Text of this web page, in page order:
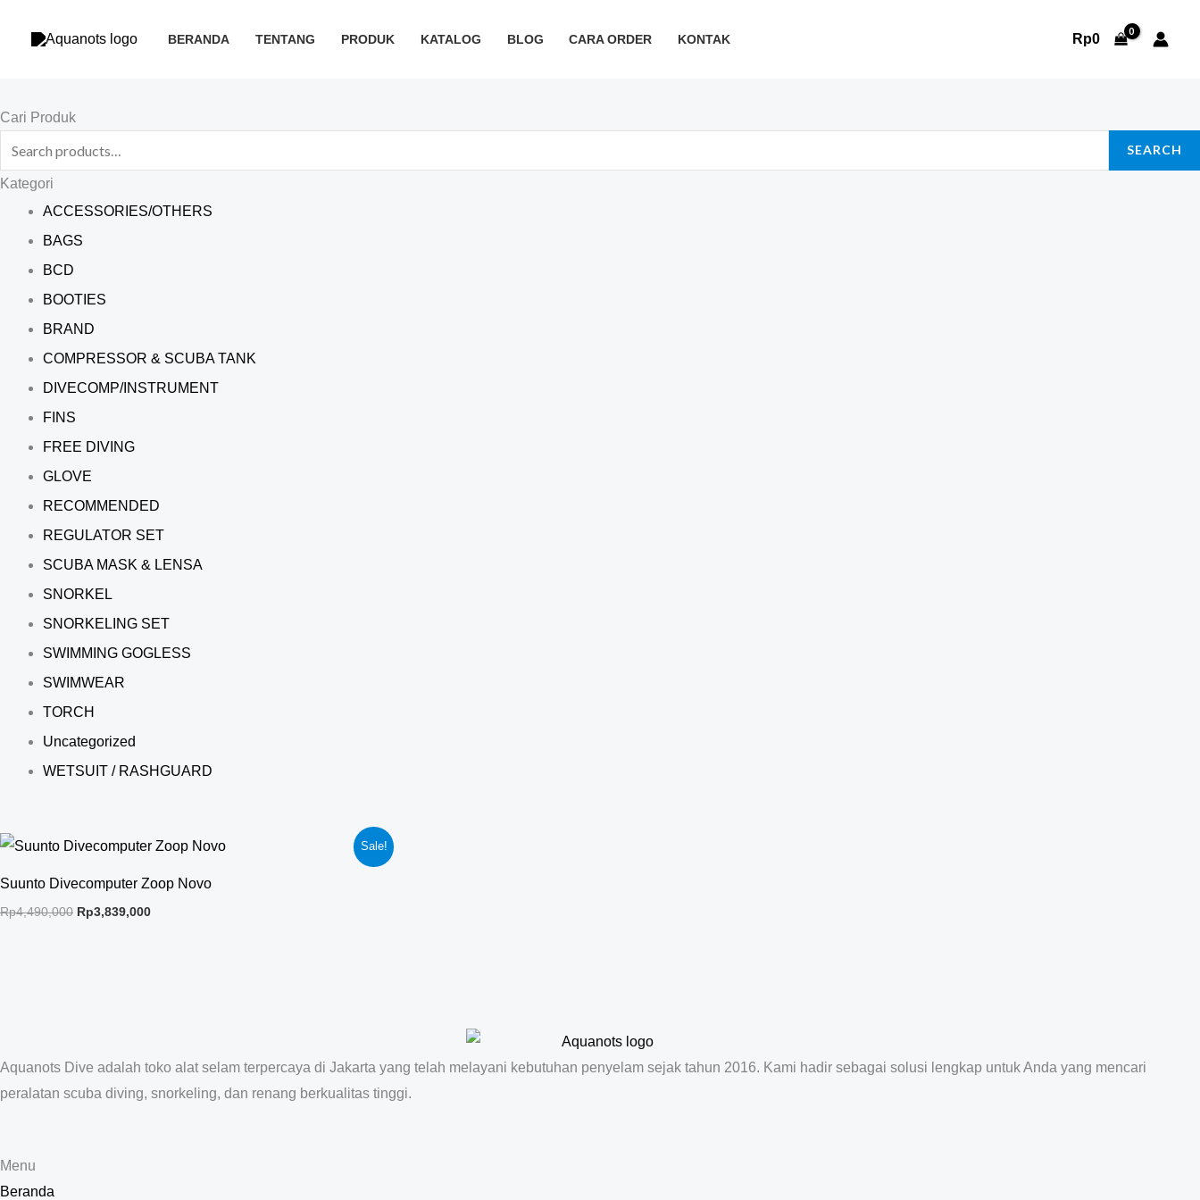
BERANDA TENTANG PRODUK KATALOG BLOG CARA ORDER KONTAK Rp0
Cari Produk
Search
SEARCH
Kategori
ACCESSORIES/OTHERS
BAGS
BCD
BOOTIES
BRAND
COMPRESSOR & SCUBA TANK
DIVECOMP/INSTRUMENT
FINS
FREE DIVING
GLOVE
RECOMMENDED
REGULATOR SET
SCUBA MASK & LENSA
SNORKEL
SNORKELING SET
SWIMMING GOGLESS
SWIMWEAR
TORCH
Uncategorized
WETSUIT / RASHGUARD
Sale!
Suunto Divecomputer Zoop Novo
Rp4,490,000
Original
Rp4,490,000.
Rp3,839,000
Current
Rp3,839,000.
Aquanots Dive adalah toko alat selam terpercaya di Jakarta yang telah melayani kebutuhan penyelam sejak tahun 2016. Kami hadir sebagai solusi lengkap untuk Anda yang mencari
peralatan scuba diving, snorkeling, dan renang berkualitas tinggi.
Menu
Beranda